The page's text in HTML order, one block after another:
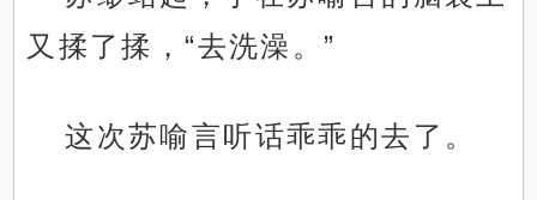
又揉了揉，“去洗澡。”
这次苏喻言听话乖乖的去了。